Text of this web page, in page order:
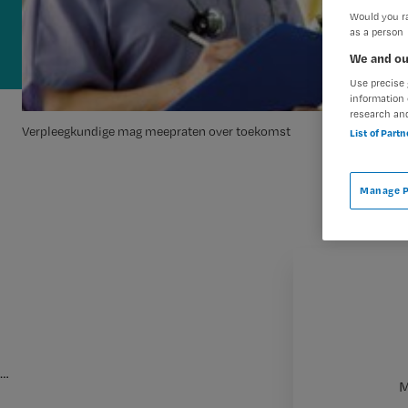
Verpleegkundige mag meepraten over toekomst
…
Would you
as a person
We and
Use
information
research
List of
Manage